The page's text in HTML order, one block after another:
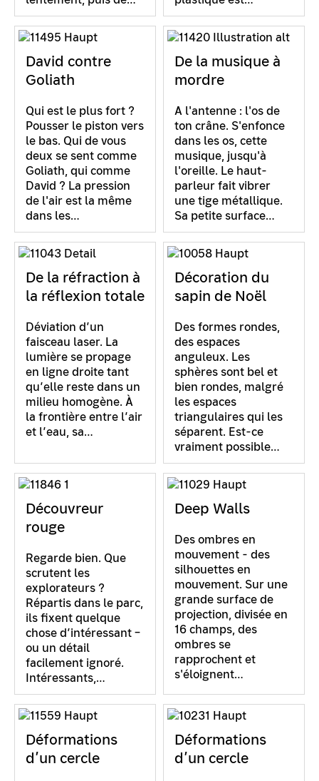
David contre
Goliath
Qui est le plus fort ?
Pousser le piston vers
le bas. Qui de vous
deux se sent comme
Goliath, qui comme
David ? La pression
de l'air est la même
dans les…
De la musique à
mordre
A l'antenne : l'os de
ton crâne. S'enfonce
dans les os, cette
musique, jusqu'à
l'oreille. Le haut-
parleur fait vibrer
une tige métallique.
Sa petite surface…
De la réfraction à
la réflexion totale
Déviation d’un
faisceau laser. La
lumière se propage
en ligne droite tant
qu’elle reste dans un
milieu homogène. À
la frontière entre l’air
et l’eau, sa…
Décoration du
sapin de Noël
Des formes rondes,
des espaces
anguleux. Les
sphères sont bel et
bien rondes, malgré
les espaces
triangulaires qui les
séparent. Est-ce
vraiment possible…
Découvreur
rouge
Regarde bien. Que
scrutent les
explorateurs ?
Répartis dans le parc,
ils fixent quelque
chose d’intéressant –
ou un détail
facilement ignoré.
Intéressants,…
Deep Walls
Des ombres en
mouvement - des
silhouettes en
mouvement. Sur une
grande surface de
projection, divisée en
16 champs, des
ombres se
rapprochent et
s'éloignent…
Déformations
d’un cercle
Déformations
d’un cercle